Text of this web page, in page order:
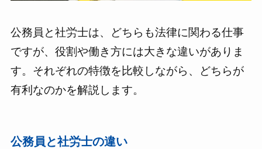
公務員と社労士は、どちらも法律に関わる仕事
ですが、役割や働き方には大きな違いがありま
す。それぞれの特徴を比較しながら、どちらが
有利なのかを解説します。
公務員と社労士の違い